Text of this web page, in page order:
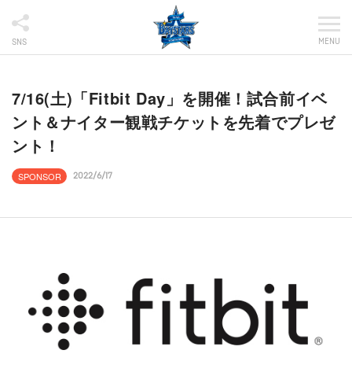
SNS MENU
7/16(土)「Fitbit Day」を開催！試合前イベ
ント＆ナイター観戦チケットを先着でプレゼ
ント！
SPONSOR 2022/6/17